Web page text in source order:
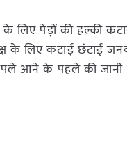
के लिए पेड़ों की
के लिए कटाई छंटाई
आने के पहले की जानी